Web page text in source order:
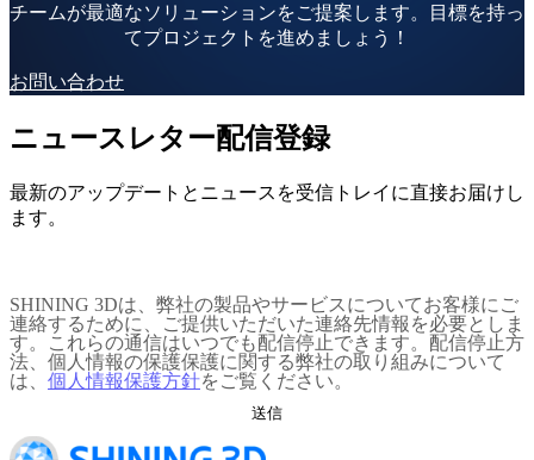
チームが最適なソリューションをご提案します。目標を持っ
てプロジェクトを進めましょう！
お問い合わせ
ニュースレター配信登録
最新のアップデートとニュースを受信トレイに直接お届けし
ます。
SHINING 3Dは、弊社の製品やサービスについてお客様にご
連絡するために、ご提供いただいた連絡先情報を必要としま
す。これらの通信はいつでも配信停止できます。配信停止方
法、個人情報の保護保護に関する弊社の取り組みについて
は、 個人情報保護方針をご覧ください。